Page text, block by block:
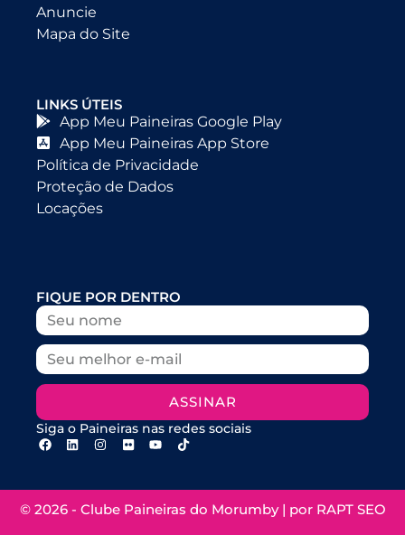
Anuncie
Mapa do Site
LINKS ÚTEIS
App Meu Paineiras Google Play
App Meu Paineiras App Store
Política de Privacidade
Proteção de Dados
Locações
FIQUE POR DENTRO
ASSINAR
Siga o Paineiras nas redes sociais
© 2026 - Clube Paineiras do Morumby | por RAPT SEO